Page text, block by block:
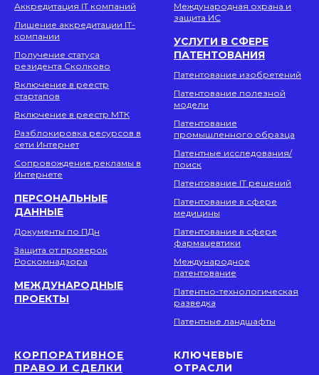
Аккредитация IT компаний
Лишение аккредитации IT-
компании
Получение статуса
резидента Сколково
Включение в реестр
стартапов
Включение в реестр МТК
Разблокировка ресурсов в
сети Интернет
Сопровождение рекламы в
Интернете
ПЕРСОНАЛЬНЫЕ
ДАННЫЕ
Документы по ПДн
Защита от проверок
Роскомнадзора
МЕЖДУНАРОДНЫЕ
ПРОЕКТЫ
Международная охрана и
защита ИС
УСЛУГИ В СФЕРЕ
ПАТЕНТОВАНИЯ
Патентование изобретений
Патентование полезной
модели
Патентование
промышленного образца
Патентные исследования/
поиск
Патентование IT решений
Патентование в сфере
медицины
Патентование в сфере
фармацевтики
Международное
патентование
Патентно-технологическая
разведка
Патентные ландшафты
КОРПОРАТИВНОЕ
ПРАВО И СДЕЛКИ
КЛЮЧЕВЫЕ
ОТРАСЛИ